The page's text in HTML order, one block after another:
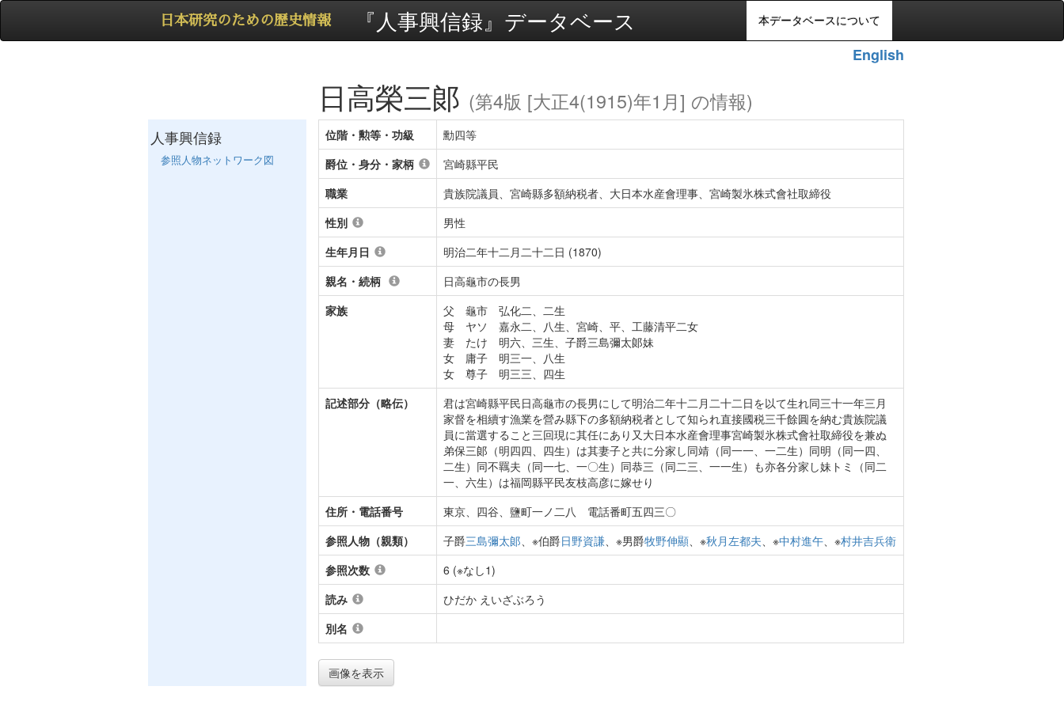
本データベースについて
日本研究のための歴史情報 『人事興信録』データベース
English
日高榮三郞 (第4版 [大正4(1915)年1月] の情報)
位階・勲等・功級
勳四等
爵位・身分・家柄
宮崎縣平民
職業
貴族院議員、宮崎縣多額納税者、大日本水産會理事、宮崎製氷株式會社取締役
性別
男性
生年月日
明治二年十二月二十二日 (1870)
親名・続柄
日高龜市の長男
家族
父 龜市 弘化二、二生
母 ヤソ 嘉永二、八生、宮崎、平、工藤清平二女
妻 たけ 明六、三生、子爵三島彌太郞妹
女 庸子 明三一、八生
女 尊子 明三三、四生
記述部分（略伝）
君は宮崎縣平民日高龜市の長男にして明治二年十二月二十二日を以て生れ同三十一年三月
家督を相續す漁業を營み縣下の多額納税者として知られ直接國税三千餘圓を納む貴族院議
員に當選すること三回現に其任にあり又大日本水産會理事宮崎製氷株式會社取締役を兼ぬ
弟保三郞（明四四、四生）は其妻子と共に分家し同靖（同一一、一二生）同明（同一四、
二生）同不羈夫（同一七、一〇生）同恭三（同二三、一一生）も亦各分家し妹トミ（同二
一、六生）は福岡縣平民友枝高彦に嫁せり
住所・電話番号
東京、四谷、鹽町一ノ二八 電話番町五四三〇
参照人物（親類）
子爵三島彌太郞、※伯爵日野資謙、※男爵牧野伸顯、※秋月左都夫、※中村進午、※村井吉兵衛
参照次数
6 (※なし1)
読み
ひだか えいざぶろう
別名
画像を表示
人事興信録
参照人物ネットワーク図